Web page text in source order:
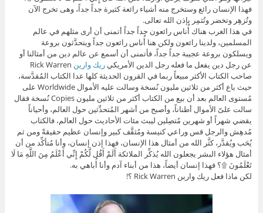
فهذا الإنسان رائع وستخرج منه أشياء رائعة كثيرة جداً جداً، وهى تخرج الآن
وتُزهِر وتخضر وتُثمِر بإذن الله تعالى.
في هذا الغرب هناك أُناس رائعون جداً جداً أتمنى أن أرى مثلهم في عالم
المسلمين، ولدينا رائعون ولكن هنا أُناس رائعون جداً ويتحدَّثون بروعة
ويسلكون بروعة عجيبة جداً جداً، فأتمنى أن أسمع عن عالم دين من أمثالنا أو
عن رجل دين يفعل ما فعله رجل الدين الأمريكي ريك وارين Rick Warren
صاحب الكتاب الأكثر مبيعاً ربما في القرون الحديثة كلها عدا الكتاب المُقدَّسة،
حيث باع أكثر من ثلاثين مليون نُسخة وسالت عليه الأموال Worldwide على
مُستوى العالم بعد أن بيع من الكتاب أكثر من ثلاثين مليون Copies نُسخة فقال
سالت علىّ الأموال أطناناً، وأصبح من أشهر المُتحدِّثين حول العالم، وأحياناً
يقضي شهراً أو شهرين مُتصِلين ليبث مئات الأحاديث حول العالم، فالكتاب
مُدهِش والرجل قس وراعي كنيسة ومُثقَّف كبير وإنسان عظيم حقيقةً ومن ثم
يُحَب ويُقدَّر، كثَّر الله من أمثال هذا الإنسان، فهذا إذن إنسان، وأنا مُتأكِّد من أن
أمثال هؤلاء البشر يجعلون الله يُذكِّر الملائكة أَلَمْ أَقُل لَّكُمْ إِنِّي أَعْلَمُ مِنَ اللَّهِ مَا لَا
تَعْلَمُونَ ۩؟ فهذا إنسان أيضاً، هذا من أبناء آدم وأنا أُباهي به.
لكن ماذا فعل ريك وارين Rick Warren ؟!